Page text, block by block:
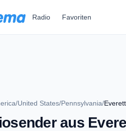
Radio Favoriten
/United States/Pennsylvania/Everett
aus